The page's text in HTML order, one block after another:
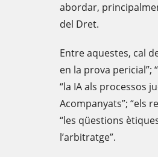
abordar,
del Dret.
Entre aquestes, cal
en la prova pericial”;
“la IA als processos
Acompanyats”; “els
“les qüestions
l’arbitratge”.